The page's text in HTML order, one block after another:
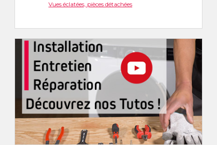
Vues éclatées, pièces détachées